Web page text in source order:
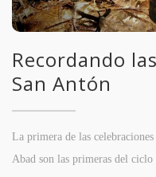
Recordando
San Antón
La primera de las
Abad son las primeras del